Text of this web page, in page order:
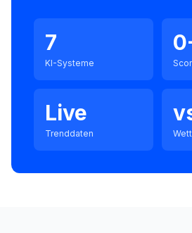
7
KI-Systeme
Live
Trenddaten